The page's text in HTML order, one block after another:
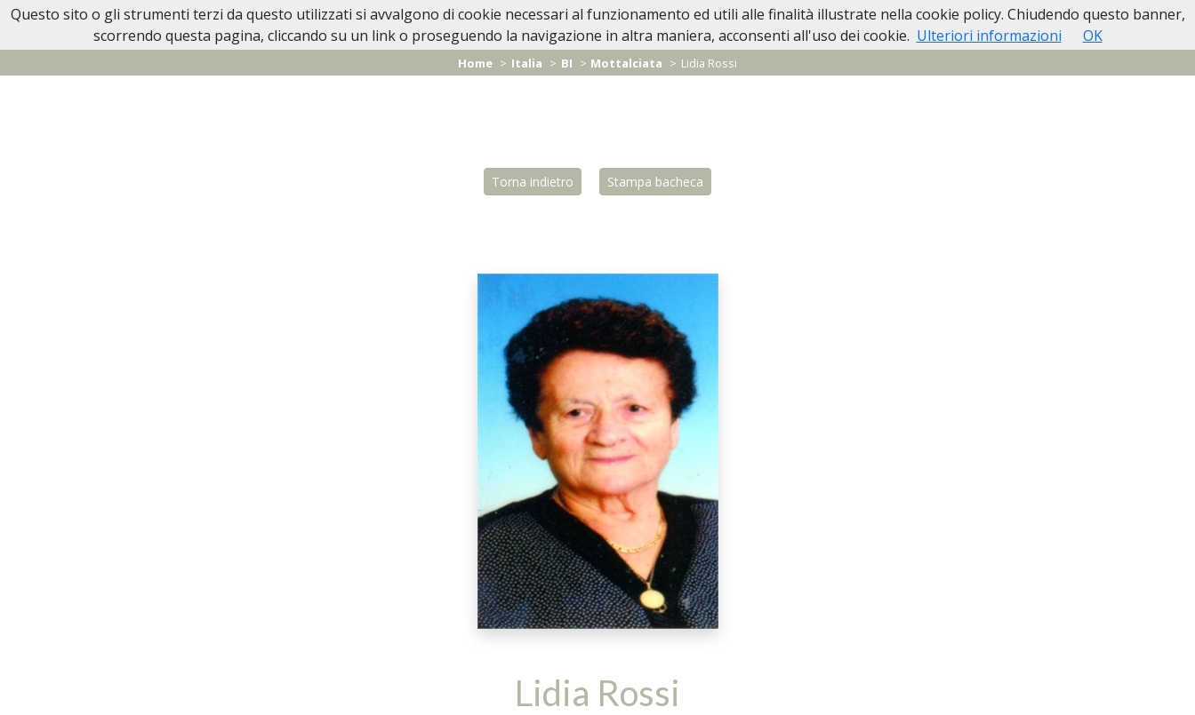
Necrologi Biella Home In Caso di Decesso Lutti Personaggi Pubblici Casa Funeraria Biella Contatti
Home Italia BI Mottalciata Lidia Rossi
Torna indietro Stampa bacheca
Lidia Rossi
Questo sito o gli strumenti terzi da questo utilizzati si avvalgono di cookie necessari al funzionamento ed utili alle finalità illustrate nella cookie policy. Chiudendo questo banner,
scorrendo questa pagina, cliccando su un link o proseguendo la navigazione in altra maniera, acconsenti all'uso dei cookie. Ulteriori informazioni OK